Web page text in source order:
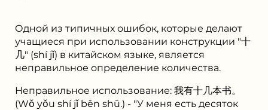
Одной из типичных ошибок, которые делают
учащиеся при использовании конструкции "⼗
⼏" (shí jǐ) в китайском языке, является
неправильное определение количества.
Неправильное использование: 我有⼗⼏本书。
(Wǒ yǒu shí jǐ běn shū.) - "У меня есть десяток